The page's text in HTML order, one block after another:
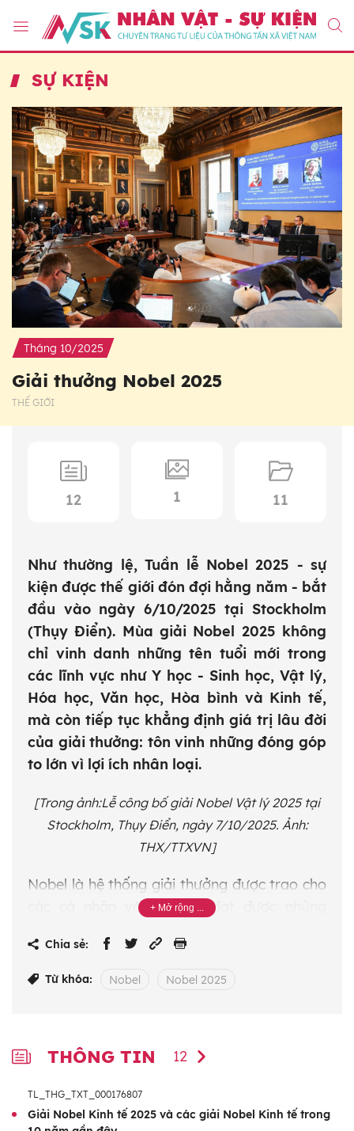
SỰ KIỆN
Tháng 10/2025
Giải thưởng Nobel 2025
THẾ GIỚI
12 1 11
Như thường lệ, Tuần lễ Nobel 2025 - sự
kiện được thế giới đón đợi hằng năm - bắt
đầu vào ngày 6/10/2025 tại Stockholm
(Thụy Điển). Mùa giải Nobel 2025 không
chỉ vinh danh những tên tuổi mới trong
các lĩnh vực như Y học - Sinh học, Vật lý,
Hóa học, Văn học, Hòa bình và Kinh tế,
mà còn tiếp tục khẳng định giá trị lâu đời
của giải thưởng: tôn vinh những đóng góp
to lớn vì lợi ích nhân loại.
[Trong ảnh:Lễ công bố giải Nobel Vật lý 2025 tại
Stockholm, Thụy Điển, ngày 7/10/2025. Ảnh:
THX/TTXVN]
Nobel là hệ thống giải thưởng được trao cho
các cá nhân và tổ chức đạt được những
nhân loại, theo ý nguyện của nhà khoa học,
nhà phát minh nổi tiếng Alfred Nobel. Giải
giới. Kể từ khi ra đời vào năm 1901, giải
đại của những người xuất sắc nhất trong các
Chia sẻ:
Từ khóa: Nobel Nobel 2025
THÔNG TIN 12
TL_THG_TXT_000176807
Giải Nobel Kinh tế 2025 và các giải Nobel Kinh tế trong